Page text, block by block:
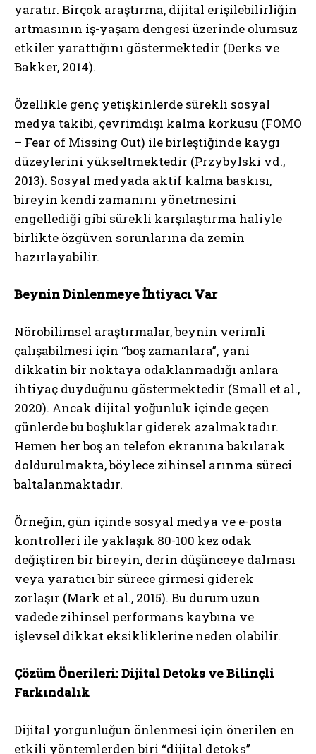
yaratır. Birçok araştırma, dijital erişilebilirliğin
artmasının iş-yaşam dengesi üzerinde olumsuz
etkiler yarattığını göstermektedir (Derks ve
Bakker, 2014).
Özellikle genç yetişkinlerde sürekli sosyal
medya takibi, çevrimdışı kalma korkusu (FOMO
– Fear of Missing Out) ile birleştiğinde kaygı
düzeylerini yükseltmektedir (Przybylski vd.,
2013). Sosyal medyada aktif kalma baskısı,
bireyin kendi zamanını yönetmesini
engellediği gibi sürekli karşılaştırma haliyle
birlikte özgüven sorunlarına da zemin
hazırlayabilir.
Beynin Dinlenmeye İhtiyacı Var
Nörobilimsel araştırmalar, beynin verimli
çalışabilmesi için “boş zamanlara”, yani
dikkatin bir noktaya odaklanmadığı anlara
ihtiyaç duyduğunu göstermektedir (Small et al.,
2020). Ancak dijital yoğunluk içinde geçen
günlerde bu boşluklar giderek azalmaktadır.
Hemen her boş an telefon ekranına bakılarak
doldurulmakta, böylece zihinsel arınma süreci
baltalanmaktadır.
Örneğin, gün içinde sosyal medya ve e-posta
kontrolleri ile yaklaşık 80-100 kez odak
değiştiren bir bireyin, derin düşünceye dalması
veya yaratıcı bir sürece girmesi giderek
zorlaşır (Mark et al., 2015). Bu durum uzun
vadede zihinsel performans kaybına ve
işlevsel dikkat eksikliklerine neden olabilir.
Çözüm Önerileri: Dijital Detoks ve Bilinçli
Farkındalık
Dijital yorgunluğun önlenmesi için önerilen en
etkili yöntemlerden biri “dijital detoks”